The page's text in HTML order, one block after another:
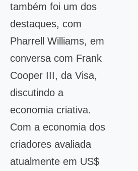
também foi um dos
destaques, com
Pharrell Williams, em
conversa com Frank
Cooper III, da Visa,
discutindo a
economia criativa.
Com a economia dos
criadores avaliada
atualmente em US$